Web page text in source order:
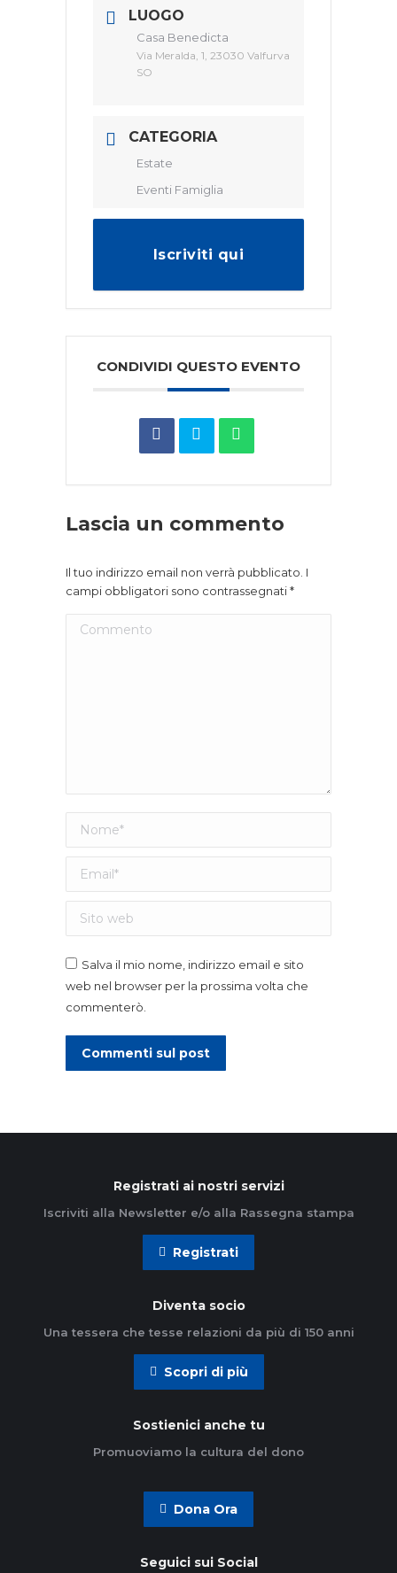
LUOGO
Casa Benedicta
Via Meralda, 1, 23030 Valfurva
SO
CATEGORIA
Estate
Eventi Famiglia
Iscriviti qui
CONDIVIDI QUESTO EVENTO
Lascia un commento
Il tuo indirizzo email non verrà pubblicato. I
campi obbligatori sono contrassegnati*
Commento
Nome *
Email *
Sito web
Salva il mio nome, indirizzo email e sito
web nel browser per la prossima volta che
commenterò.
Commenti sul post
Registrati ai nostri servizi
Iscriviti alla Newsletter e/o alla Rassegna stampa
Registrati
Diventa socio
Una tessera che tesse relazioni da più di 150 anni
Scopri di più
Sostienici anche tu
Promuoviamo la cultura del dono
Dona Ora
Seguici sui Social